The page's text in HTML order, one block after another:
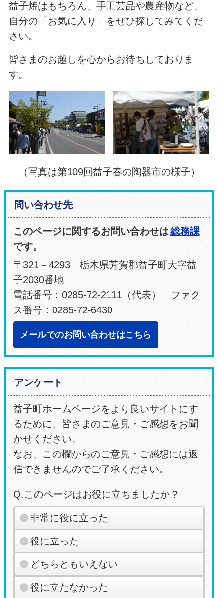
益子焼はもちろん、手工芸品や農産物など、
自分の「お気に入り」をぜひ探してみてくだ
さい。
皆さまのお越しを心からお待ちしておりま
す。
（写真は第109回益子春の陶器市の様子）
問い合わせ先
このページに関するお問い合わせは総務課
です。
〒321－4293 栃木県芳賀郡益子町大字益
子2030番地
電話番号：0285-72-2111（代表） ファク
ス番号：0285-72-6430
メールでのお問い合わせはこちら
アンケート
益子町ホームページをより良いサイトにす
るために、皆さまのご意見・ご感想をお聞
かせください。
なお、この欄からのご意見・ご感想には返
信できませんのでご了承ください。
Q.このページはお役に立ちましたか？
非常に役に立った
役に立った
どちらともいえない
役に立たなかった